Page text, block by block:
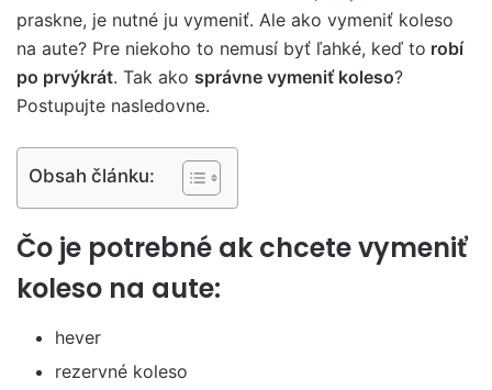
praskne, je nutné ju vymeniť. Ale ako vymeniť koleso
na aute? Pre niekoho to nemusí byť ľahké, keď to robí
po prvýkrát. Tak ako správne vymeniť koleso?
Postupujte nasledovne.
Obsah článku:
Čo je potrebné ak chcete vymeniť
koleso na aute:
hever
rezervné koleso